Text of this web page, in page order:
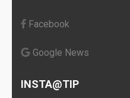
Facebook
Google News
INSTA@TIP